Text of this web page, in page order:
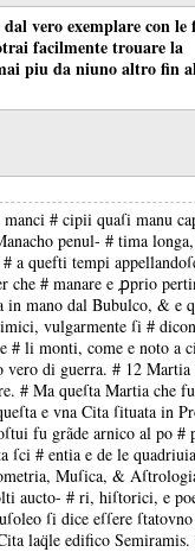
vero exemplare con le
facilmente trouare la
piu da niuno altro fin
# cipii quaſi manu
penul- # tima
quefti tempi
# manare e ꝓprio
mano dal Bubulco, & e
vulgarmente ſi #
# li monti, come e noto
di guerra. # 12
# Ma queſta Martia che
e vna Cita ſituata in
fu grãde arnico al po #
# entia e de le
Muſica, &
aucto- # ri, hiſtorici, e
ſi dice eſſere
laq̈le edifico